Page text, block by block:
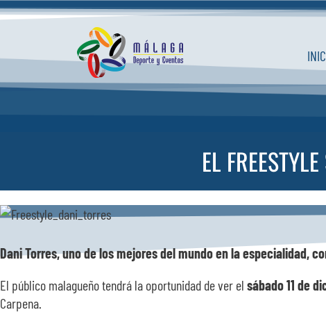
Saltar
EL
Dani Torres, uno de los mejores del mundo en la especialidad,
El público malagueño tendrá la oportunidad de ver el sábado 11 de
Carpena.